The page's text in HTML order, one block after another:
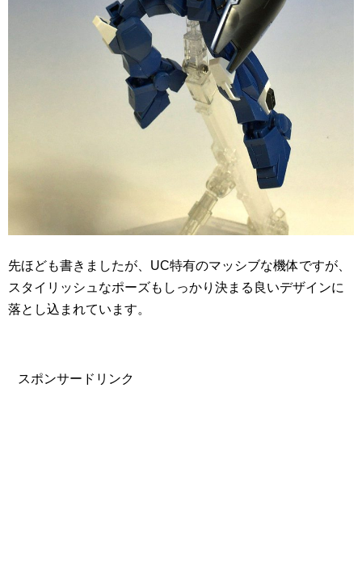
先ほども書きましたが、UC特有のマッシブな機体ですが、
スタイリッシュなポーズもしっかり決まる良いデザインに
落とし込まれています。
スポンサードリンク